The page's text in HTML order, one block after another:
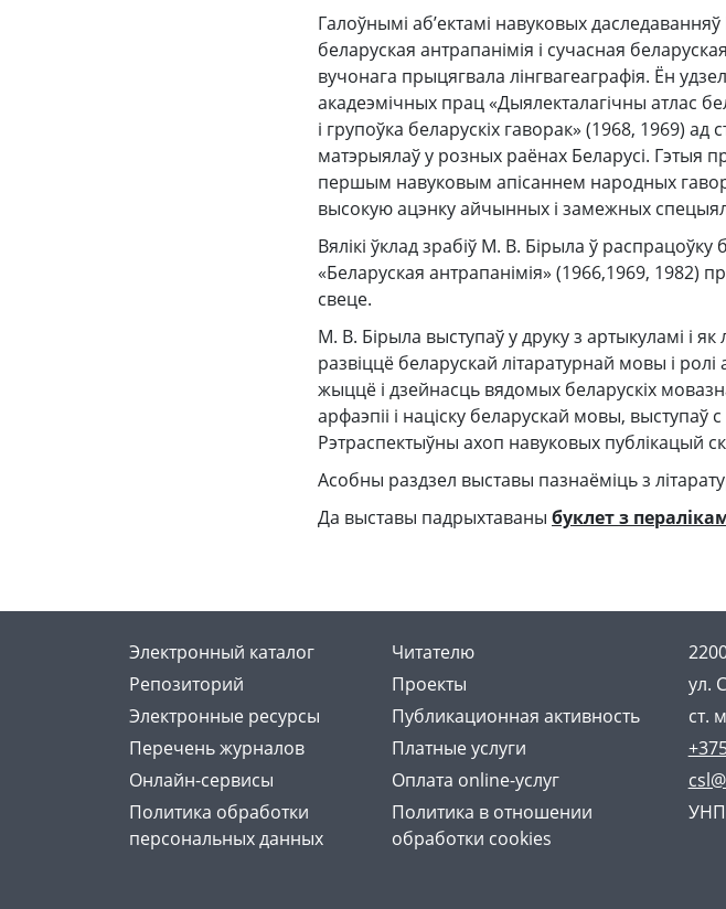
Галоўнымі аб’ектамі навуковых
беларуская антрапанімія і сучасная
вучонага прыцягвала лінгвагеаграфія. Ён
акадеэмічных прац «Дыялекталагічны атлас
і групоўка беларускіх гаворак» (1968, 1969)
матэрыялаў у розных раёнах Беларусі. Гэтыя
першым навуковым апісаннем народных
высокую ацэнку айчынных і замежных
Вялікі ўклад зрабіў М. В. Бірыла ў
«Беларуская антрапанімія» (1966,1969,
свеце.
М. В. Бірыла выступаў у друку з артыкуламі і
развіццё беларускай літаратурнай мовы і
жыццё і дзейнасць вядомых беларускіх
арфаэпіі і націску беларускай мовы,
Рэтраспектыўны ахоп навуковых публікацый
Асобны раздзел выставы пазнаёміць з
Да выставы падрыхтаваны буклет з
Электронный каталог
Читателю
Репозиторий
Проекты
Электронные ресурсы
Публикационная активность
Перечень журналов
Платные услуги
Онлайн-сервисы
Оплата online-услуг
Политика обработки
персональных данных
Политика в отношении
обработки cookies
ул.
ст.
УНП